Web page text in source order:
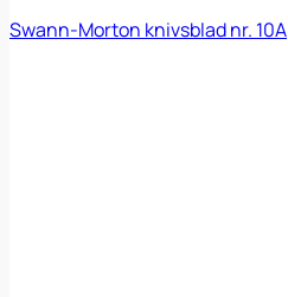
Swann-Morton knivsblad nr. 10A